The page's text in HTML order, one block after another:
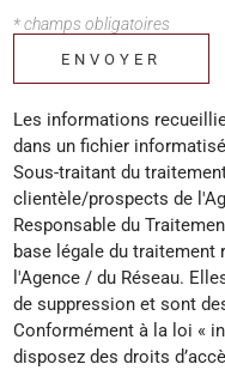
* champs obligatoires
ENVOYER
Les informations
dans un fichier
Sous-traitant du
clientèle/prospects de
Responsable du
base légale du
l'Agence / du Réseau.
de suppression et sont
Conformément à la loi «
disposez des droits